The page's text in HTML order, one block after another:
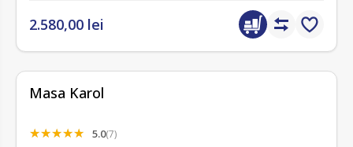
2.580,00 lei
Masa Karol
5.0(7)